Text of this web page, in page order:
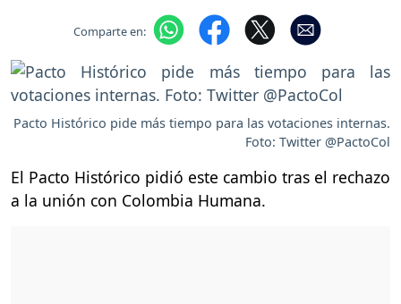
Comparte en:
Pacto Histórico pide más tiempo para las votaciones internas.
Foto: Twitter @PactoCol
El Pacto Histórico pidió este cambio tras el rechazo
a la unión con Colombia Humana.